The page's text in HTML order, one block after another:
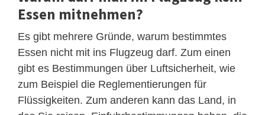
Essen mitnehmen?
Es gibt mehrere Gründe, warum bestimmtes
Essen nicht mit ins Flugzeug darf. Zum einen
gibt es Bestimmungen über Luftsicherheit, wie
zum Beispiel die Reglementierungen für
Flüssigkeiten. Zum anderen kann das Land, in